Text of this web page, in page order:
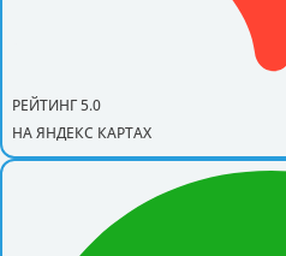
РЕЙТИНГ 5.0
НА ЯНДЕКС КАРТАХ